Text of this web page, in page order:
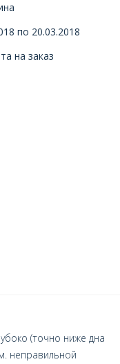
по 20.03.2018
на заказ
(точно ниже дна
неправильной